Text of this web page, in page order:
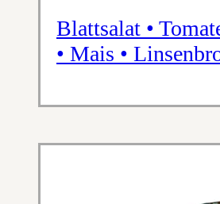
Blattsalat •
• Mais •